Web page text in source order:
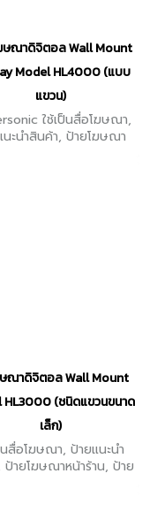
ษณาดิจิตอล Wall Mount
Model HL4000 (แบบ
แขวน)
ใช้เป็นสื่อโฆษณา,
นะนำสินค้า, ป้ายโฆษณา
/ 43" / 49" / 55"
น้าจอกระจกกันกระแทก
ณาดิจิตอล Wall Mount
HL3000 (ชนิดแขวนขนาด
เล็ก)
นสื่อโฆษณา, ป้ายแนะนำ
ป้ายโฆษณาหน้าร้าน, ป้าย
ต่ 10.1" / 13.3" / 18.5"
/ 24" / 27" จอกระจก